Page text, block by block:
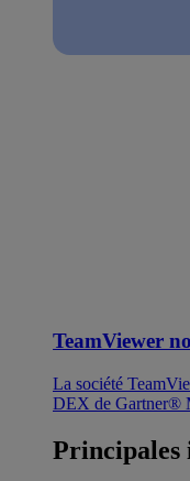
TeamViewer
La société
DEX de Gartner®
Principales